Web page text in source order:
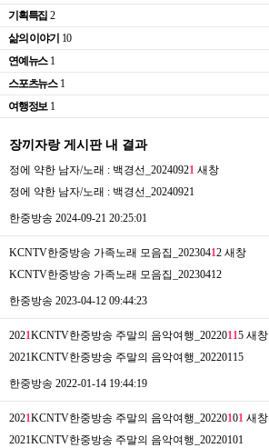
기획특집 2
삶의 이야기 10
연예뉴스 1
스포츠뉴스 1
여행정보 1
장끼자랑 게시판 내 결과
정에 약한 남자/노래 : 백경선_20240921 새창
정에 약한 남자/노래 : 백경선_20240921
한중방송 2024-09-21 20:25:01
KCNTV한중방송 가족노래 모음집_20230412 새창
KCNTV한중방송 가족노래 모음집_20230412
한중방송 2023-04-12 09:44:23
2021KCNTV한중방송 주말의 음악여행_202201 15 새창
2021KCNTV한중방송 주말의 음악여행_20220115
한중방송 2022-01-14 19:44:19
2021KCNTV한중방송 주말의 음악여행_20220101 새창
2021KCNTV한중방송 주말의 음악여행_20220101